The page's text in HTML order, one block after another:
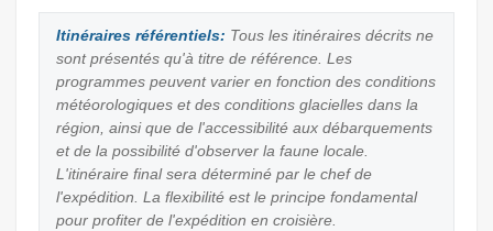
Itinéraires référentiels: Tous les itinéraires décrits ne
sont présentés qu'à titre de référence. Les
programmes peuvent varier en fonction des conditions
météorologiques et des conditions glacielles dans la
région, ainsi que de l'accessibilité aux débarquements
et de la possibilité d'observer la faune locale.
L'itinéraire final sera déterminé par le chef de
l'expédition. La flexibilité est le principe fondamental
pour profiter de l'expédition en croisière.